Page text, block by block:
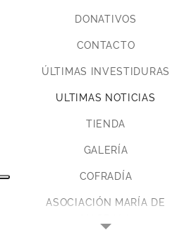
DONATIVOS
CONTACTO
ÚLTIMAS INVESTIDURAS
ULTIMAS NOTICIAS
TIENDA
GALERÍA
COFRADÍA
ASOCIACIÓN MARÍA DE